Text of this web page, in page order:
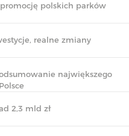
polskich parków
realne zmiany
największego
2,3 mld zł